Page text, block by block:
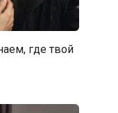
где твой